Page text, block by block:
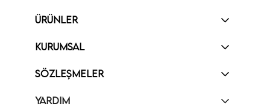
ÜRÜNLER
KURUMSAL
SÖZLEŞMELER
YARDIM